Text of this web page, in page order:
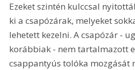
Ezeket szintén kulccsal
ki a csapózárak, melyeket
lehetett kezelni. A csapózár -
korábbiak - nem tartalmazott
csappantyús tolóka mozgását